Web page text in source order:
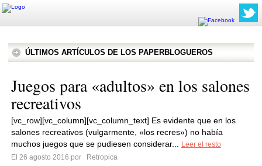
ÚLTIMOS ARTÍCULOS DE LOS PAPERBLOGUEROS
Juegos para «adultos» en los salones
recreativos
[vc_row][vc_column][vc_column_text] Es evidente que en los
salones recreativos (vulgarmente, «los recres») no había
muchos juegos que se pudiesen considerar...
Leer el resto
El 26 agosto 2016 por
Retropica